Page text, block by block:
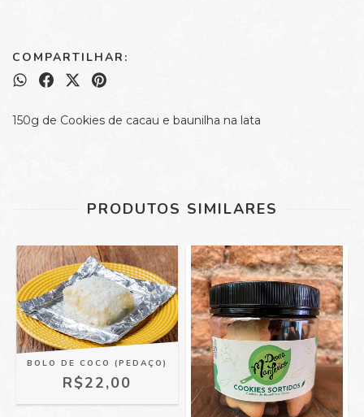
COMPARTILHAR:
150g de Cookies de cacau e baunilha na lata
PRODUTOS SIMILARES
BOLO DE COCO (PEDAÇO)
R$22,00